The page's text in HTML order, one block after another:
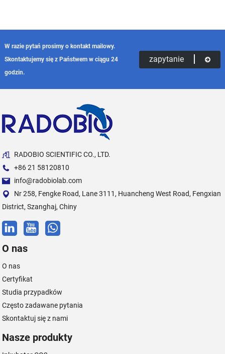
W razie pytań prosimy o kontakt mailowy.
Skontaktujemy się z Państwem w ciągu 24
godzin.
zapytanie
RADOBIO SCIENTIFIC CO., LTD.
+86 21 58120810
info@radobiolab.com
Nr 258, Fengke Road, Lane 3111, Huancheng West Road, Fengxian
District, Szanghaj, Chiny
O nas
O nas
Certyfikat
Studia przypadków
Często zadawane pytania
Skontaktuj się z nami
Nasze produkty